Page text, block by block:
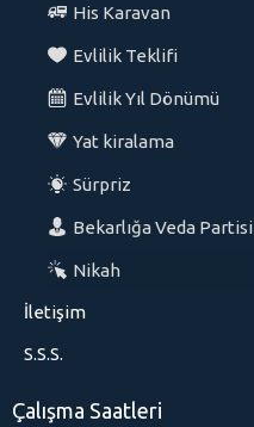
His Karavan
Evlilik Teklifi
Evlilik Yıl Dönümü
Yat kiralama
Sürpriz
Bekarlığa Veda Partisi
Nikah
İletişim
S.S.S.
Çalışma Saatleri